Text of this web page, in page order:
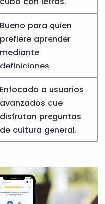
Bueno para quien
prefiere aprender
mediante
definiciones.
Enfocado a usuarios
avanzados que
disfrutan preguntas
de cultura general.